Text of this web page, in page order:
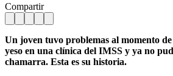
Compartir
Un joven tuvo problemas al momento
yeso en una clínica del IMSS y ya no
chamarra. Esta es su historia.